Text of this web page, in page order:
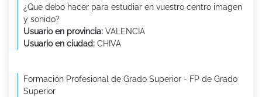
¿Que debo hacer para estudiar en vuestro centro imagen
y sonido?
Usuario en provincia: VALENCIA
Usuario en ciudad: CHIVA
Formación Profesional de Grado Superior - FP de Grado
Superior